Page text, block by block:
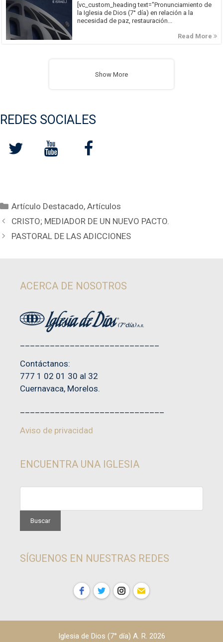
[vc_custom_heading text="Pronunciamiento de
la Iglesia de Dios (7° día) en relación a la
necesidad de paz, restauración...
Read More
Show More
REDES SOCIALES
Categorías
Artículo Destacado,Artículos
CRISTO; MEDIADOR DE UN NUEVO PACTO.
PASTORAL DE LAS ADICCIONES
ACERCA DE NOSOTROS
Contáctanos:
777 1 02 01 30 al 32
Cuernavaca, Morelos.
Aviso de privacidad
ENCUENTRA UNA IGLESIA
SÍGUENOS EN NUESTRAS REDES
Iglesia de Dios (7° día) A. R. 2026